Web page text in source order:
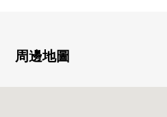
○ 廁所在各層
周邊地圖